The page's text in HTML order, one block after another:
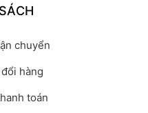
chuyển
hàng
toán